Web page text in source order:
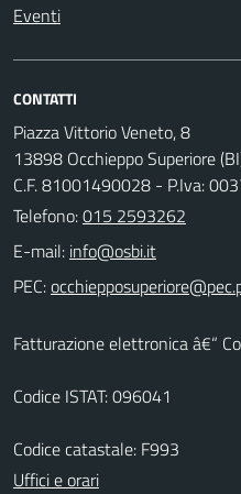
Eventi
CONTATTI
Piazza Vittorio Veneto, 8
13898 Occhieppo Superiore
C.F. 81001490028 - P.Iva:
Telefono:015 2593262
E-mail:
PEC:
Fatturazione elettronica â€“
Codice ISTAT: 096041
Codice catastale: F993
Uffici e orari